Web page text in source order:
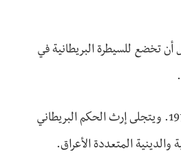
تخضع للسيطرة البريطانية في
وقد اكتسبت استقلالها في عام 1966، وأصبحت رسميا جمهورية داخل كومنولث الأمم في عام 1970. ويتجلى إرث الحكم البريطاني
والدينية المتعددة الأعراق.